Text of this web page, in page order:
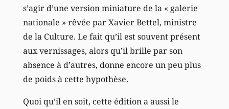
s’agir d’une version miniature de la « galerie
nationale » rêvée par Xavier Bettel, ministre
de la Culture. Le fait qu’il est souvent présent
aux vernissages, alors qu’il brille par son
absence à d’autres, donne encore un peu plus
de poids à cette hypothèse.
Quoi qu’il en soit, cette édition a aussi le